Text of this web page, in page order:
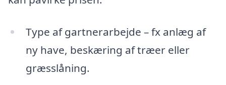
Type af gartnerarbejde – fx anlæg af
ny have, beskæring af træer eller
græsslåning.